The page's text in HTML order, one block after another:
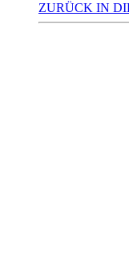
ZURÜCK IN